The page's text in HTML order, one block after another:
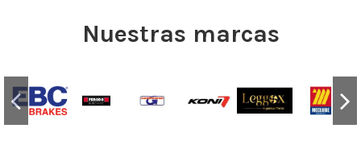
Nuestras marcas